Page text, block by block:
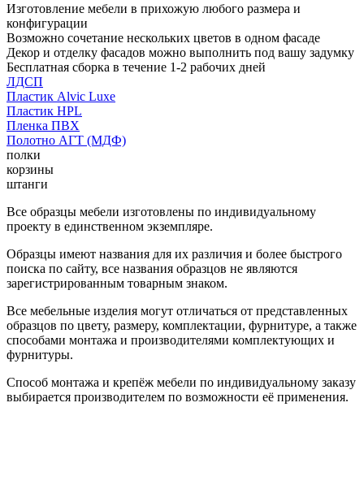
Изготовление мебели в прихожую любого размера и
конфигурации
Возможно сочетание нескольких цветов в одном фасаде
Декор и отделку фасадов можно выполнить под вашу задумку
Бесплатная сборка в течение 1-2 рабочих дней
ЛДСП
Пластик Alvic Luxe
Пластик HPL
Пленка ПВХ
Полотно АГТ (МДФ)
полки
корзины
штанги
Все образцы мебели изготовлены по индивидуальному
проекту в единственном экземпляре.
Образцы имеют названия для их различия и более быстрого
поиска по сайту, все названия образцов не являются
зарегистрированным товарным знаком.
Все мебельные изделия могут отличаться от представленных
образцов по цвету, размеру, комплектации, фурнитуре, а также
способами монтажа и производителями комплектующих и
фурнитуры.
Способ монтажа и крепёж мебели по индивидуальному заказу
выбирается производителем по возможности её применения.